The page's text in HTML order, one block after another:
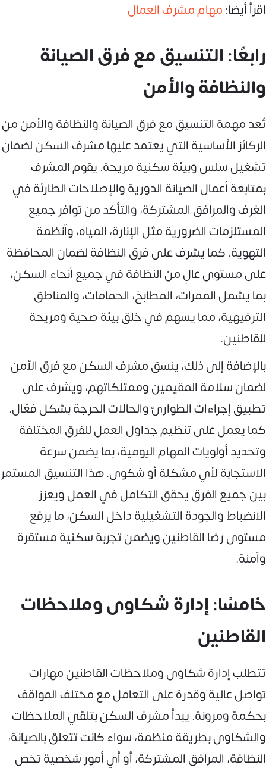
اقرأ أيضا:مهام مشرف العمال
رابعًا: التنسيق مع فرق الصيانة
والنظافة والأمن
تُعد مهمة التنسيق مع فرق الصيانة والنظافة والأمن من
الركائز الأساسية التي يعتمد عليها مشرف السكن لضمان
تشغيل سلس وبيئة سكنية مريحة. يقوم المشرف
بمتابعة أعمال الصيانة الدورية والإصلاحات الطارئة في
الغرف والمرافق المشتركة، والتأكد من توافر جميع
المستلزمات الضرورية مثل الإنارة، المياه، وأنظمة
التهوية. كما يشرف على فرق النظافة لضمان المحافظة
على مستوى عالٍ من النظافة في جميع أنحاء السكن،
بما يشمل الممرات، المطابخ، الحمامات، والمناطق
الترفيهية، مما يسهم في خلق بيئة صحية ومريحة
للقاطنين.
بالإضافة إلى ذلك، ينسق مشرف السكن مع فرق الأمن
لضمان سلامة المقيمين وممتلكاتهم، ويشرف على
تطبيق إجراءات الطوارئ والحالات الحرجة بشكل فعّال.
كما يعمل على تنظيم جداول العمل للفرق المختلفة
وتحديد أولويات المهام اليومية، بما يضمن سرعة
الاستجابة لأي مشكلة أو شكوى. هذا التنسيق المستمر
بين جميع الفرق يحقق التكامل في العمل ويعزز
الانضباط والجودة التشغيلية داخل السكن، ما يرفع
مستوى رضا القاطنين ويضمن تجربة سكنية مستقرة
وآمنة.
خامسًا: إدارة شكاوى وملاحظات
القاطنين
تتطلب إدارة شكاوى وملاحظات القاطنين مهارات
تواصل عالية وقدرة على التعامل مع مختلف المواقف
بحكمة ومرونة. يبدأ مشرف السكن بتلقي الملاحظات
والشكاوى بطريقة منظمة، سواء كانت تتعلق بالصيانة،
النظافة، المرافق المشتركة، أو أي أمور شخصية تخص